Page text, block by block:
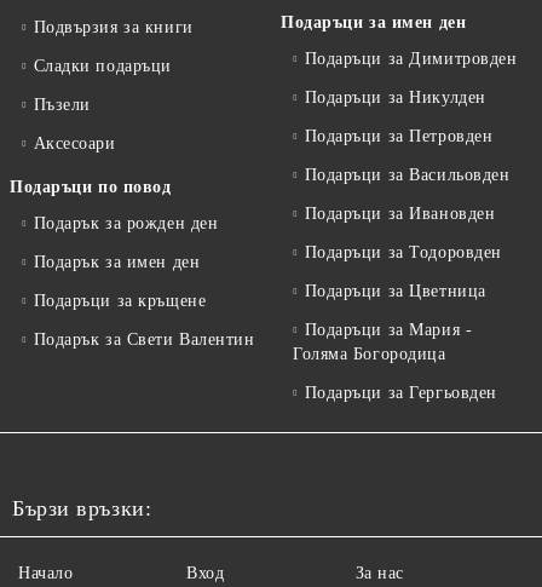
Подвързия за книги
Сладки подаръци
Пъзели
Аксесоари
Подаръци по повод
Подарък за рожден ден
Подарък за имен ден
Подаръци за кръщене
Подарък за Свети Валентин
Подаръци за имен ден
Подаръци за Димитровден
Подаръци за Никулден
Подаръци за Петровден
Подаръци за Васильовден
Подаръци за Ивановден
Подаръци за Тодоровден
Подаръци за Цветница
Подаръци за Мария -
Голяма Богородица
Подаръци за Гергьовден
Бързи връзки:
Начало Вход За нас